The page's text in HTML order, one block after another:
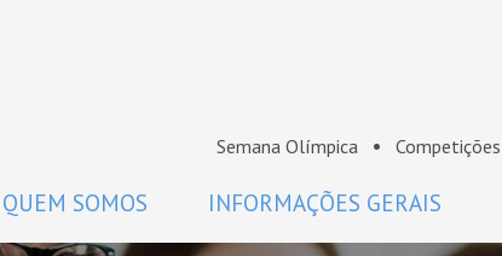
Semana Olímpica Competições
QUEM SOMOS INFORMAÇÕES GERAIS